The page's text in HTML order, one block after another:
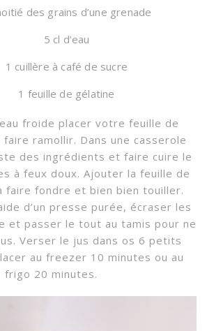
des grains d’une grenade
5 cl d’eau
1 cuillère à café de sucre
1 feuille de gélatine
froide placer votre feuille de
ramollir. Dans une casserole
des ingrédients et faire cuire le
à feux doux. Ajouter la feuille de
faire fondre et bien bien touiller.
d’un presse purée, écraser les
et passer le tout au tamis pour ne
Verser le jus dans os 6 petits
au freezer 10 minutes ou au
frigo 20 minutes.